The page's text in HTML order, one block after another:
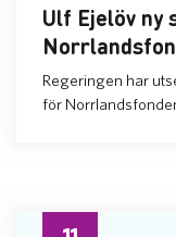
Ulf Ejelöv
Regeringen har
för